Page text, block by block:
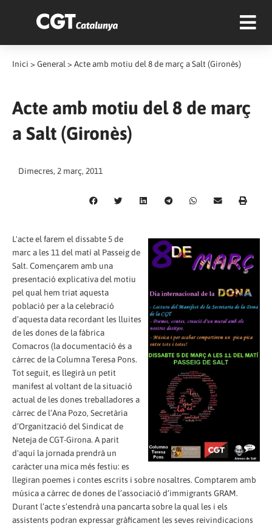
Inici > General > Acte amb motiu del 8 de març a Salt (Gironès)
Acte amb motiu del 8 de març
a Salt (Gironès)
Dimecres, 2 març, 2011
L'acte el farem el dissabte 5 de
marc a les 11 del matí al Passeig de
Salt. Començarem amb una
presentació explicativa del motiu
pel qual hem triat aquesta
població per a la celebració
d’aquesta data recordant les lluites
de les dones de la fàbrica
Comacros (la documentació és a
càrrec de la Columna Teresa Pons.
Tot seguit, es llegirà un petit
manifest al voltant de la situació
actual de les dones treballadores a
càrrec de l’Ana Pozo, Secretària
d’Organització del Sindicat de
Neteja de CGT-Girona. A parit
d'aquí la jornada prendrà un
caràcter una mica més festiu: es
llegiran poemes i contes escrits i sobre nosaltres. Comptarem amb
música a càrrec de dones de l’associació d’immigrants GRAM.
Durant l’acte s’estendrà una pancarta sobre la qual les i els
assistents podran expressar gràficament les seves reivindicacions